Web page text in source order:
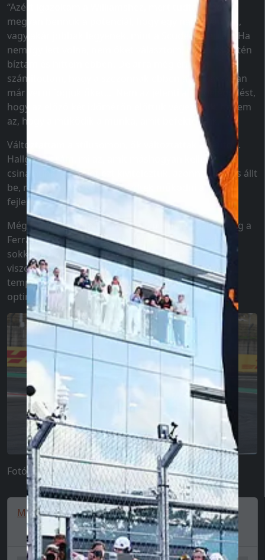
“Azért igazoltam a Williamshez, mert tudtam, hogy
megvan bennük a potenciál, hogy egy nap olyan jók,
vagy akár jobbak legyenek, mint a Scuderia Ferrari. Ha
nem így lett volna, nem őket választom, de én őszintén
bíztam és hittem ebben. De arra még én sem
számítottam, hogy a szezonnak ebben a szakaszában
már verni fogjuk őket... Nem az jelenti a megelégedést,
hogy az előző két időmérőn előttük végeztünk, hanem
az, hogy a működik a munka, amit befektetünk.
Változtattam a stílusomon, ők változtattak az autón.
Hallgattak rám, mi az, amit máshogyan kellene
csinálnunk, és amint ezt kiviteleztük, azonnal javulás állt
be, nőtt a teljesítmény, elkezdtek működni a
fejlesztéseink is.
Még mindig három-öt tizedre van a pole pozíció, míg a
Ferrarinak néha csak egy tizedre, máskor viszont
sokkal többre, mert szenvednek az autójukkal. Mi
viszont egészen kiegyensúlyozottak lettünk, jó a
tempónk és a gumikezelésünk.” - nyilatkozott
optimistán a spanyol.
Fotó: XPB Images
McLaren F1 Team Polo Shirt, Piastri 🔥